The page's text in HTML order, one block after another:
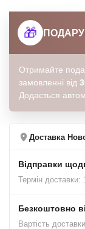
🎁
Отримайте
замовленні від
Додається
Доставка
Відправки
Термін доставки:
Безкоштовно
Вартість